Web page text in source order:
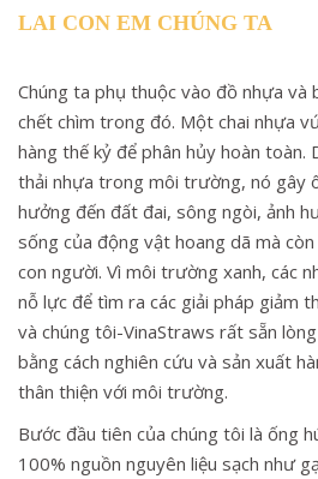
LAI CON EM CHÚNG TA
Chúng ta phụ thuộc vào đồ nhựa và
chết chìm trong đó. Một chai nhựa
hàng thế kỷ để phân hủy hoàn toàn.
thải nhựa trong môi trường, nó gây
hưởng đến đất đai, sông ngòi, ảnh
sống của động vật hoang dã mà
con người. Vì môi trường xanh, các
nỗ lực để tìm ra các giải pháp giảm
và chúng tôi-VinaStraws rất sẵn
bằng cách nghiên cứu và sản xuất
thân thiện với môi trường.
Bước đầu tiên của chúng tôi là ống
100% nguồn nguyên liệu sạch như